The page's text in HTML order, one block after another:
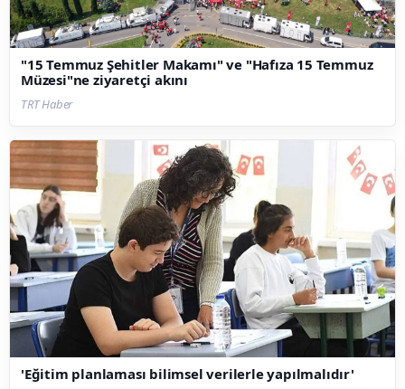
"15 Temmuz Şehitler Makamı" ve "Hafıza 15 Temmuz
Müzesi"ne ziyaretçi akını
TRT Haber
'Eğitim planlaması bilimsel verilerle yapılmalıdır'